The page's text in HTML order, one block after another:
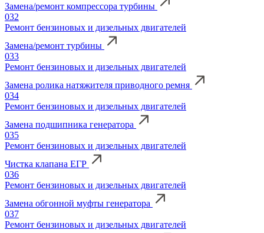
Замена/ремонт компрессора турбины
032
Ремонт бензиновых и дизельных двигателей
Замена/ремонт турбины
033
Ремонт бензиновых и дизельных двигателей
Замена ролика натяжителя приводного ремня
034
Ремонт бензиновых и дизельных двигателей
Замена подшипника генератора
035
Ремонт бензиновых и дизельных двигателей
Чистка клапана ЕГР
036
Ремонт бензиновых и дизельных двигателей
Замена обгонной муфты генератора
037
Ремонт бензиновых и дизельных двигателей